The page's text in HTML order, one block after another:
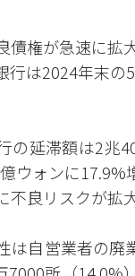
債権が急速に拡
行は2024年末
の延滞額は2兆
ウォンに
良リスクが拡
は自営業者の